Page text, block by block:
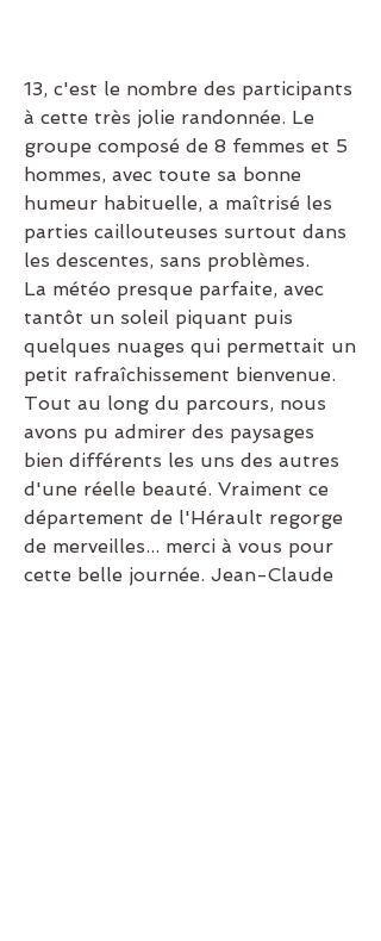
13, c'est le nombre des participants
à cette très jolie randonnée. Le
groupe composé de 8 femmes et 5
hommes, avec toute sa bonne
humeur habituelle, a maîtrisé les
parties caillouteuses surtout dans
les descentes, sans problèmes.
La météo presque parfaite, avec
tantôt un soleil piquant puis
quelques nuages qui permettait un
petit rafraîchissement bienvenue.
Tout au long du parcours, nous
avons pu admirer des paysages
bien différents les uns des autres
d'une réelle beauté. Vraiment ce
département de l'Hérault regorge
de merveilles... merci à vous pour
cette belle journée. Jean-Claude